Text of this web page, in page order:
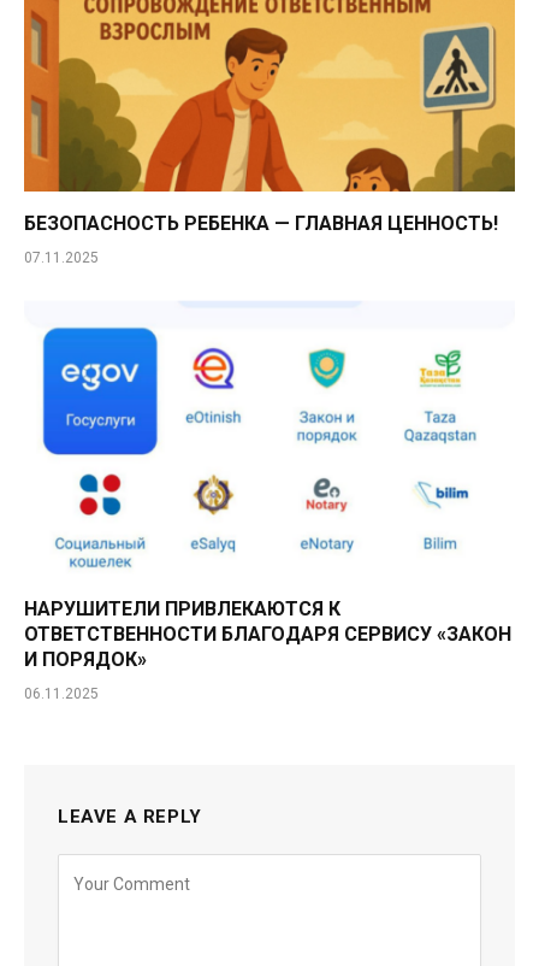
БЕЗОПАСНОСТЬ РЕБЕНКА — ГЛАВНАЯ ЦЕННОСТЬ!
07.11.2025
НАРУШИТЕЛИ ПРИВЛЕКАЮТСЯ К
ОТВЕТСТВЕННОСТИ БЛАГОДАРЯ СЕРВИСУ «ЗАКОН
И ПОРЯДОК»
06.11.2025
LEAVE A REPLY